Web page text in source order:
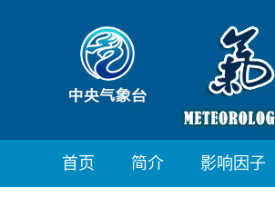
首页 简介 影响因子